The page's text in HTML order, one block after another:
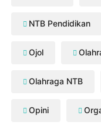
NTB Pendidikan
Ojol
Olahraga NTB
Opini